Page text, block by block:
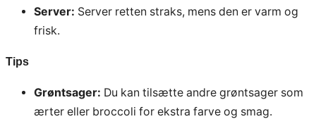
Server: Server retten straks, mens den er varm og
frisk.
Tips
Grøntsager: Du kan tilsætte andre grøntsager som
ærter eller broccoli for ekstra farve og smag.